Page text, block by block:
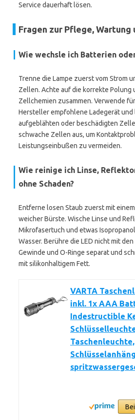
Service dauerhaft lösen.
Fragen zur Pflege, Wartung
Wie wechsle ich Batterien
Trenne die Lampe zuerst vom Strom
Zellen. Achte auf die korrekte Polung
Zellchemien zusammen. Verwende
Hersteller empfohlene Ladegerät und
aufgeblähten oder beschädigten
schwache Zellen aus, um
Leistungseinbußen zu vermeiden.
Wie reinige ich Linse,
ohne Schaden?
Entferne losen Staub zuerst mit
weicher Bürste. Wische Linse und
Mikrofasertuch und etwas
Wasser. Berühre die LED nicht mit den
Gewinde und O-Ringe separat und
mit silikonhaltigem Fett.
VARTA
inkl. 1x AAA
Indestructible
Taschenleuchte,